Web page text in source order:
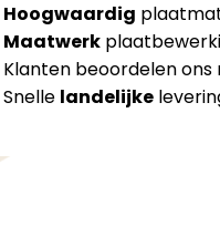
Hoogwaardig
Maatwerk
Klanten beoordelen ons
Snelle landelijke